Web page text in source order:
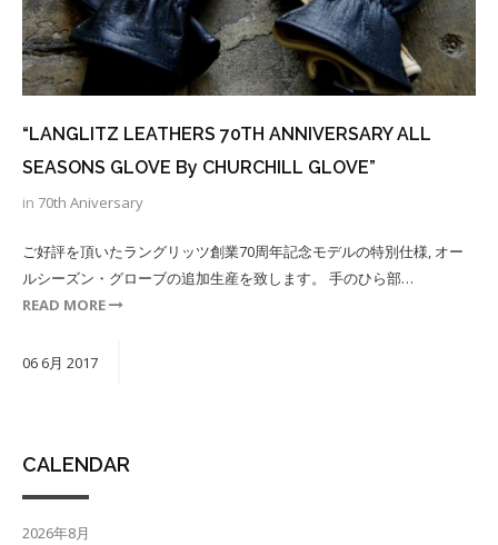
“LANGLITZ LEATHERS 70TH ANNIVERSARY ALL
SEASONS GLOVE By CHURCHILL GLOVE”
in 70th Aniversary
ご好評を頂いたラングリッツ創業70周年記念モデルの特別仕様, オー
ルシーズン・グローブの追加生産を致します。 手のひら部…
READ MORE
06 6月 2017
CALENDAR
2026年8月